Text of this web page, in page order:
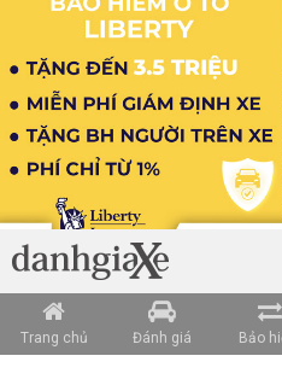
Trang chủ Đánh giá Bảo